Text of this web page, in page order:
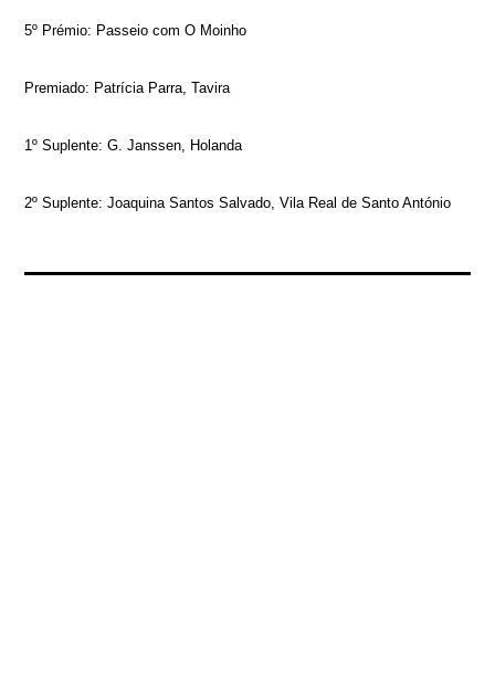
5º Prémio: Passeio com O Moinho
Premiado: Patrícia Parra, Tavira
1º Suplente: G. Janssen, Holanda
2º Suplente: Joaquina Santos Salvado, Vila Real de Santo António